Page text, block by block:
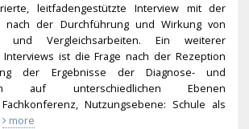
leitfadengestützte Interview mit der
nach der Durchführung und Wirkung von
und Vergleichsarbeiten. Ein weiterer
ist die Frage nach der Rezeption
der Ergebnisse der Diagnose- und
auf unterschiedlichen Ebenen
Nutzungsebene: Schule als
more